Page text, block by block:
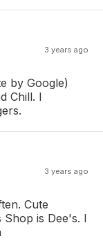
3 years ago
by Google)
Chill. I
3 years ago
Cute
is Dee's. I